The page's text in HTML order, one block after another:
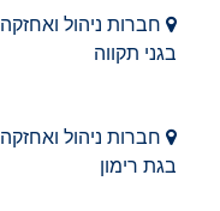
חברות ניהול ואחזקה
בגני תקווה
חברות ניהול ואחזקה
בגת רימון